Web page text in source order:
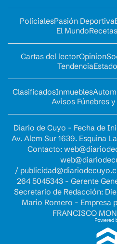
PolicialesPasión Deportiva
El MundoRecetas
Cartas del lectorOpinion
Tendencia
ClasificadosInmuebles
Avisos Fúnebres
Diario de Cuyo - Fecha de
Av. Alem Sur 1639. Esquina
Contacto:
/
264 5045343 - Gerente
Secretario de Redacción:
Mario Romero - Empresa
FRANCISCO